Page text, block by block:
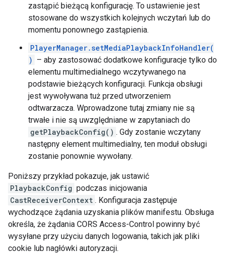
zastąpić bieżącą konfigurację. To ustawienie jest
stosowane do wszystkich kolejnych wczytań lub do
momentu ponownego zastąpienia.
PlayerManager.setMediaPlaybackInfoHandler(
) – aby zastosować dodatkowe konfiguracje tylko do
elementu multimedialnego wczytywanego na
podstawie bieżących konfiguracji. Funkcja obsługi
jest wywoływana tuż przed utworzeniem
odtwarzacza. Wprowadzone tutaj zmiany nie są
trwałe i nie są uwzględniane w zapytaniach do
getPlaybackConfig() . Gdy zostanie wczytany
następny element multimedialny, ten moduł obsługi
zostanie ponownie wywołany.
Poniższy przykład pokazuje, jak ustawić
PlaybackConfig podczas inicjowania
CastReceiverContext . Konfiguracja zastępuje
wychodzące żądania uzyskania plików manifestu. Obsługa
określa, że żądania CORS Access-Control powinny być
wysyłane przy użyciu danych logowania, takich jak pliki
cookie lub nagłówki autoryzacji.